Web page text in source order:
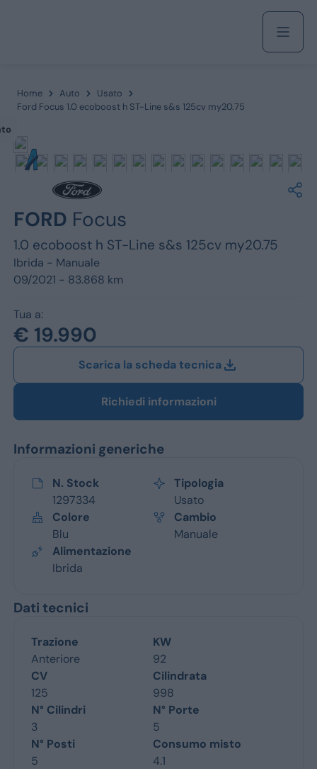
Marchi
Alfa Romeo
Dacia
Renault
Opel
Vedi tutti i marchi
Home Auto
Usato
Ford Focus 1.0 ecoboost h ST-Line s&s 125cv my20.75
FORD Focus
1.0 ecoboost h ST-Line s&s 125cv my20.75
Ibrida - Manuale
09/2021 - 83.868 km
Tua a:
€ 19.990
Scarica la scheda tecnica
Richiedi informazioni
Informazioni generiche
N. Stock
1297334
Tipologia
Usato
Colore
Blu
Cambio
Manuale
Alimentazione
Ibrida
Dati tecnici
Trazione
Anteriore
KW
92
CV
125
Cilindrata
998
N° Cilindri
3
N° Porte
5
N° Posti
5
Consumo misto
4.1